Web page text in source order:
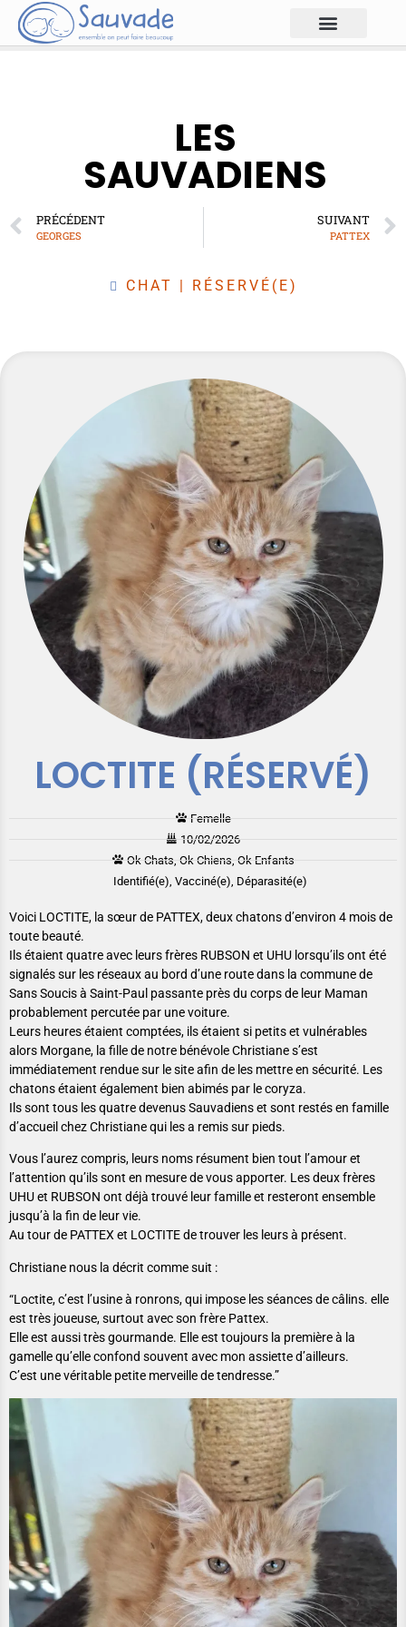
LES
SAUVADIENS
PRÉCÉDENT
GEORGES
SUIVANT
PATTEX
CHAT | RÉSERVÉ(E)
LOCTITE (RÉSERVÉ)
Femelle
10/02/2026
Ok Chats, Ok Chiens, Ok Enfants
Identifié(e), Vacciné(e), Déparasité(e)
Voici LOCTITE, la sœur de PATTEX, deux chatons d’environ 4 mois de
toute beauté.
Ils étaient quatre avec leurs frères RUBSON et UHU lorsqu’ils ont été
signalés sur les réseaux au bord d’une route dans la commune de
Sans Soucis à Saint-Paul passante près du corps de leur Maman
probablement percutée par une voiture.
Leurs heures étaient comptées, ils étaient si petits et vulnérables
alors Morgane, la fille de notre bénévole Christiane s’est
immédiatement rendue sur le site afin de les mettre en sécurité. Les
chatons étaient également bien abimés par le coryza.
Ils sont tous les quatre devenus Sauvadiens et sont restés en famille
d’accueil chez Christiane qui les a remis sur pieds.
Vous l’aurez compris, leurs noms résument bien tout l’amour et
l’attention qu’ils sont en mesure de vous apporter. Les deux frères
UHU et RUBSON ont déjà trouvé leur famille et resteront ensemble
jusqu’à la fin de leur vie.
Au tour de PATTEX et LOCTITE de trouver les leurs à présent.
Christiane nous la décrit comme suit :
“Loctite, c’est l’usine à ronrons, qui impose les séances de câlins. elle
est très joueuse, surtout avec son frère Pattex.
Elle est aussi très gourmande. Elle est toujours la première à la
gamelle qu’elle confond souvent avec mon assiette d’ailleurs.
C’est une véritable petite merveille de tendresse.”